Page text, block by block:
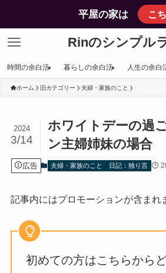
平屋の家は こ
Rinのシンプル
時間の余白活 暮らしの余白活 人生の余白
ホーム 旧カテゴリー 夫婦・家族のこと
ホワイトデーの過
ン主婦姉妹の場合
2024
3/14
広告 夫婦・家族のこと 日記：独り言
記事内にはプロモーションが含まれ
初めての方はこちらから